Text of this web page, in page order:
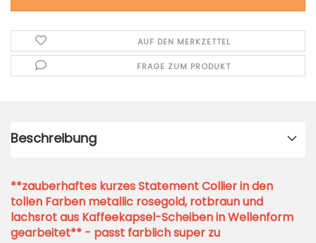
AUF DEN MERKZETTEL
FRAGE ZUM PRODUKT
Beschreibung
**zauberhaftes kurzes Statement Collier in den
tollen Farben metallic rosegold, rotbraun und
lachsrot aus Kaffeekapsel-Scheiben in Wellenform
gearbeitet** - passt farblich super zu